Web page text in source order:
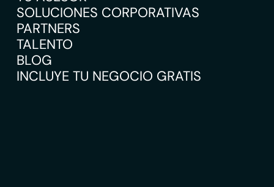
SOLUCIONES CORPORATIVAS
PARTNERS
TALENTO
BLOG
INCLUYE TU NEGOCIO GRATIS